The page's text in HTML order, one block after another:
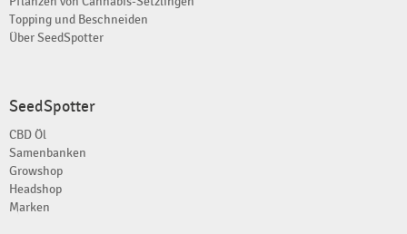
Topping und Beschneiden
Über SeedSpotter
SeedSpotter
CBD Öl
Samenbanken
Growshop
Headshop
Marken